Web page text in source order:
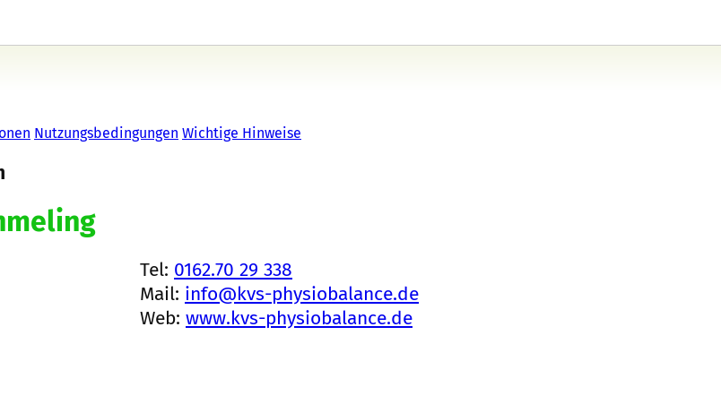
Nutzungsbedingungen Wichtige Hinweise
Tel: 0162.70 29 338
Mail: info@kvs-physiobalance.de
Web: www.kvs-physiobalance.de